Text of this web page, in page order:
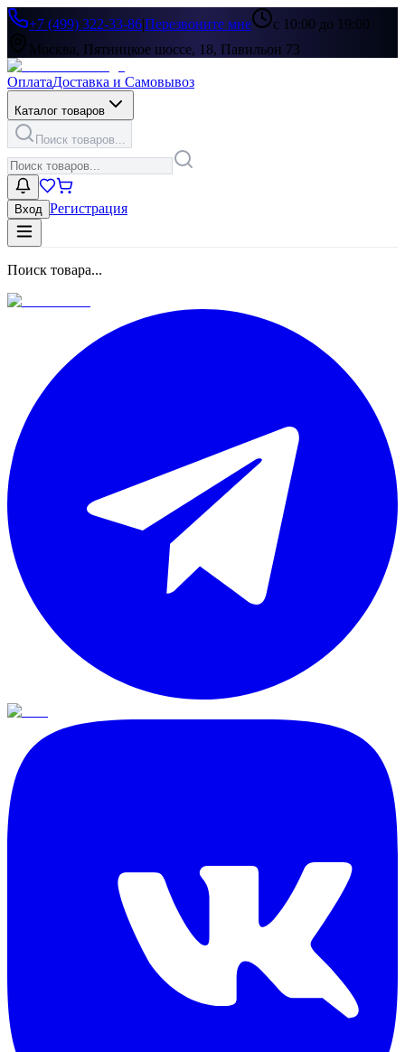
+7 (499) 322-33-86|Перезвоните мне
с 10:00 до 19:00
Москва, Пятницкое шоссе, 18, Павильон 73
ОплатаДоставка и Самовывоз
Каталог товаров
Поиск товаров...
Вход Регистрация
Поиск товара...